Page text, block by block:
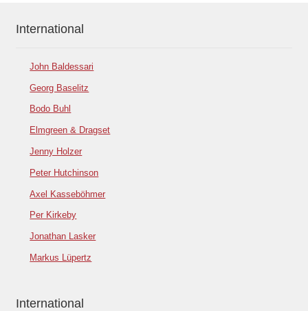
International
John Baldessari
Georg Baselitz
Bodo Buhl
Elmgreen & Dragset
Jenny Holzer
Peter Hutchinson
Axel Kasseböhmer
Per Kirkeby
Jonathan Lasker
Markus Lüpertz
International